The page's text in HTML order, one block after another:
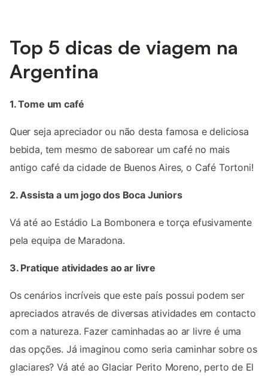
Top 5 dicas de viagem na
Argentina
1. Tome um café
Quer seja apreciador ou não desta famosa e deliciosa
bebida, tem mesmo de saborear um café no mais
antigo café da cidade de Buenos Aires, o Café Tortoni!
2. Assista a um jogo dos Boca Juniors
Vá até ao Estádio La Bombonera e torça efusivamente
pela equipa de Maradona.
3. Pratique atividades ao ar livre
Os cenários incríveis que este país possui podem ser
apreciados através de diversas atividades em contacto
com a natureza. Fazer caminhadas ao ar livre é uma
das opções. Já imaginou como seria caminhar sobre os
glaciares? Vá até ao Glaciar Perito Moreno, perto de El